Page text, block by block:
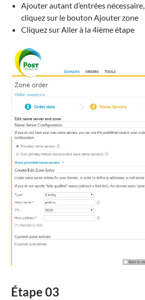
Ajouterautant d’entrées nécessaire,
cliquez sur le bouton Ajouterzone
Cliquez surAllerà la 4ième étape
Étape 03